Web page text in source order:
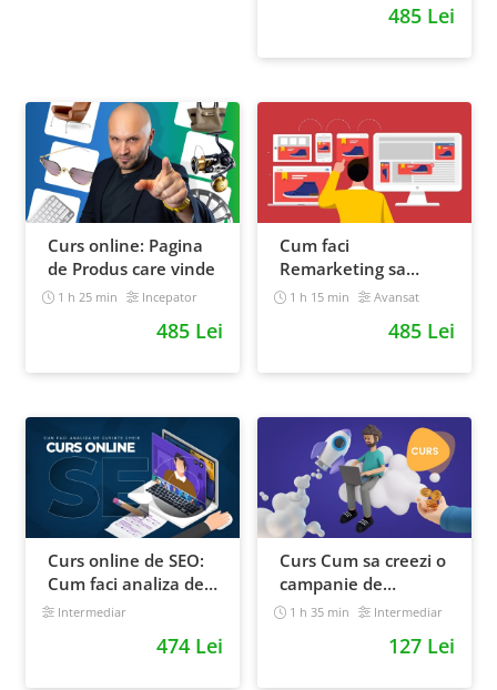
485 Lei
Curs online: Pagina
de Produs care vinde
1 h 25 min Incepator
485 Lei
Cum faci
Remarketing sa
generezi vanzari
1 h 15 min Avansat
485 Lei
Curs online de SEO:
Cum faci analiza de
cuvinte cheie si
Intermediar
474 Lei
Curs Cum sa creezi o
campanie de
marketing pentru a
1 h 35 min Intermediar
127 Lei